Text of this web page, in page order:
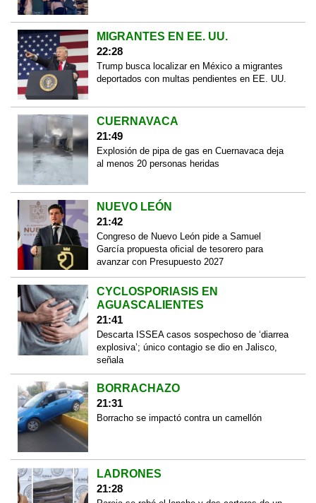
MIGRANTES EN EE. UU.
22:28
Trump busca localizar en México a migrantes
deportados con multas pendientes en EE. UU.
CUERNAVACA
21:49
Explosión de pipa de gas en Cuernavaca deja
al menos 20 personas heridas
NUEVO LEÓN
21:42
Congreso de Nuevo León pide a Samuel
García propuesta oficial de tesorero para
avanzar con Presupuesto 2027
CYCLOSPORIASIS EN
AGUASCALIENTES
21:41
Descarta ISSEA casos sospechoso de ‘diarrea
explosiva’; único contagio se dio en Jalisco,
señala
BORRACHAZO
21:31
Borracho se impactó contra un camellón
LADRONES
21:28